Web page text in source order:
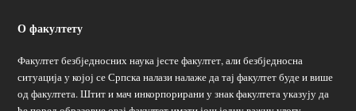
О факултету
Факултет безбједносних наука јесте факултет, али безбједносна
ситуација у којој се Српска налази налаже да тај факултет буде и више
од факултета. Штит и мач инкорпорирани у знак факултета указују да